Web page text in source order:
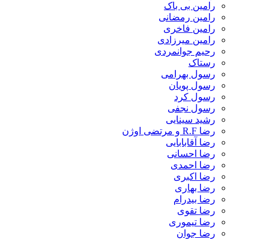
رامین بی باک
رامین رمضانی
رامین فاخری
رامین میرزادی
رحیم جوانمردی
رسول بهرامی
رسول پویان
رسول کرد
رسول نجفی
رشید سینایی
رضا آقابابایی
رضا احسانی
رضا احمدی
رضا اکبری
رضا بهاری
رضا بیدرام
رضا تیموری